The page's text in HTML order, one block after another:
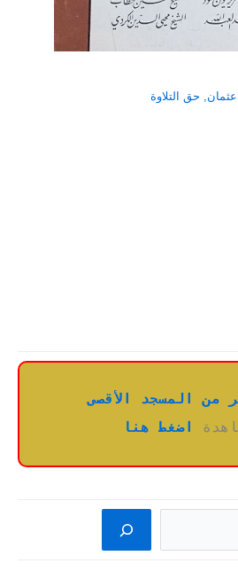
من المسجد الأقصى
اضغط هنا
حق التلاوة